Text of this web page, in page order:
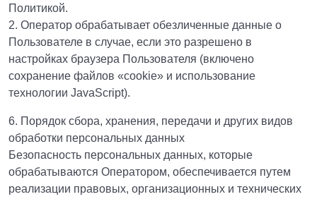
Политикой.
2. Оператор обрабатывает обезличенные данные о
Пользователе в случае, если это разрешено в
настройках браузера Пользователя (включено
сохранение файлов «cookie» и использование
технологии JavaScript).
6. Порядок сбора, хранения, передачи и других видов
обработки персональных данных
Безопасность персональных данных, которые
обрабатываются Оператором, обеспечивается путем
реализации правовых, организационных и технических